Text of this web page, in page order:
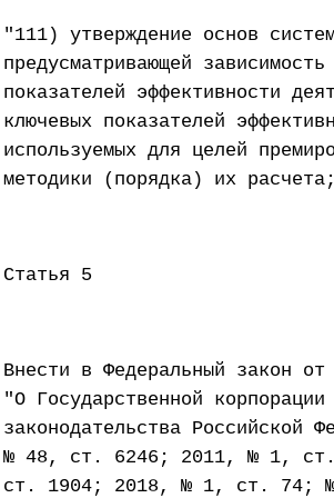
"111) утверждение основ
предусматривающей
показателей эффективности
ключевых показателей
используемых для целей
методики (порядка) их
Статья 5
Внести в Федеральный закон
"О Государственной
законодательства
№ 48, ст. 6246; 2011, № 1,
ст. 1904; 2018, № 1, ст. 74; №